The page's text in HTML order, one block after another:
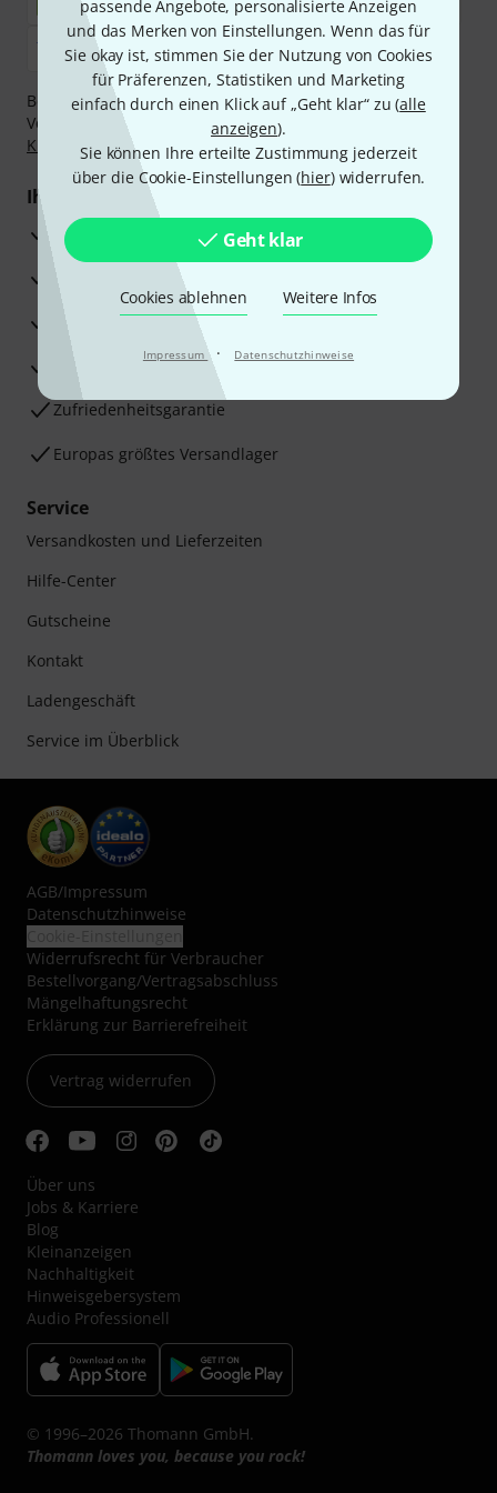
passende Angebote, personalisierte Anzeigen
und das Merken von Einstellungen. Wenn das für
Sie okay ist, stimmen Sie der Nutzung von Cookies
für Präferenzen, Statistiken und Marketing
einfach durch einen Klick auf „Geht klar“ zu (alle
anzeigen).
Sie können Ihre erteilte Zustimmung jederzeit
über die Cookie-Einstellungen (hier) widerrufen.
Geht klar
Cookies ablehnen Weitere Infos
Impressum · Datenschutzhinweise
Bezahlen Sie vertraulich und sicher per Nachnahme,
Vorkasse, PayPal, Amazon Pay,Klarna Sofort bezahlen
Klarna Ratenzahlungoder Kreditkarte.
Ihre Vorteile
3 Jahre Thomann Garantie
30 Tage Money-Back-Garantie
Reparaturservice
Beratung durch Fachexperten
Zufriedenheitsgarantie
Europas größtes Versandlager
Service
Versandkosten und Lieferzeiten
Hilfe-Center
Gutscheine
Kontakt
Ladengeschäft
Service im Überblick
AGB/Impressum
Datenschutzhinweise
Widerrufsrecht für Verbraucher
Bestellvorgang/Vertragsabschluss
Mängelhaftungsrecht
Erklärung zur Barrierefreiheit
Vertrag widerrufen
Über uns
Jobs & Karriere
Blog
Kleinanzeigen
Nachhaltigkeit
Hinweisgebersystem
Audio Professionell
© 1996–2026 Thomann GmbH.
Thomann loves you, because you rock!